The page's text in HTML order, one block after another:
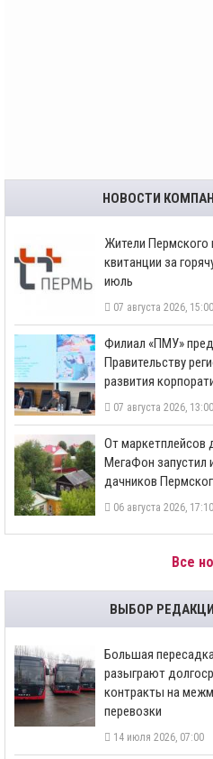
НОВОСТИ
​Жители Пермского
квитанции за
июль
07 августа 2026, 15:00
​Филиал «ПМУ»
Правительству
развития
07 августа 2026, 13:00
От маркетплейсов
МегаФон запустил
дачников
06 августа 2026, 17:10
Все
ВЫБОР
Большая
разыграют
контракты на
перевозки
14 июля 2026, 07:00